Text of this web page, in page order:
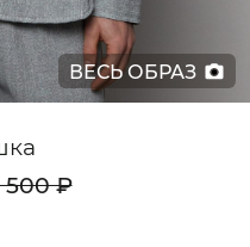
ВЕСЬ ОБРАЗ
500 ₽